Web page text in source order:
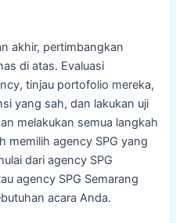
akhir, pertimbangkan
di atas. Evaluasi
tinjau portofolio mereka,
yang sah, dan lakukan uji
melakukan semua langkah
memilih agency SPG yang
dari agency SPG
agency SPG Semarang
acara Anda.